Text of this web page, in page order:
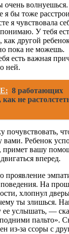
волнуешься.
я бы тоже
я чувствовала
У тебя
как другой
пока не можешь.
есть важная
ней.
8 работающих
не
почувствовать,
вами. Ребенок
примет вашу
вперед.
проявление
На
хлопнул
ты злишься.
ее услышать, —
пальто».
из-за ссоры с